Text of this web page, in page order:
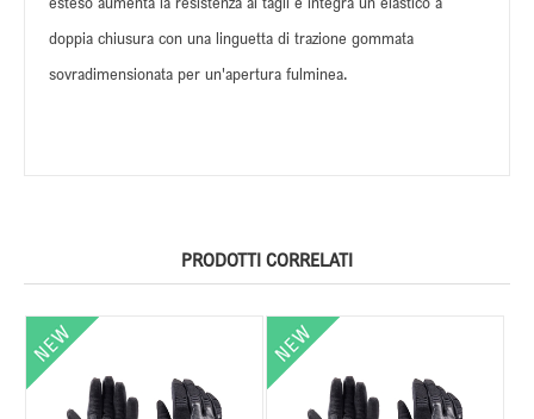
doppia chiusura con una linguetta di trazione gommata
sovradimensionata per un'apertura fulminea.
PRODOTTI CORRELATI